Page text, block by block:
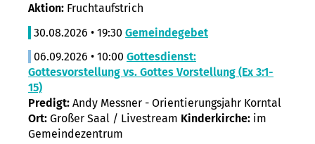
Aktion: Fruchtaufstrich
30.08.2026 • 19:30 Gemeindegebet
06.09.2026 • 10:00 Gottesdienst:
Gottesvorstellung vs. Gottes Vorstellung (Ex 3:1-
15)
Predigt: Andy Messner - Orientierungsjahr Korntal
Ort: Großer Saal / Livestream Kinderkirche: im
Gemeindezentrum